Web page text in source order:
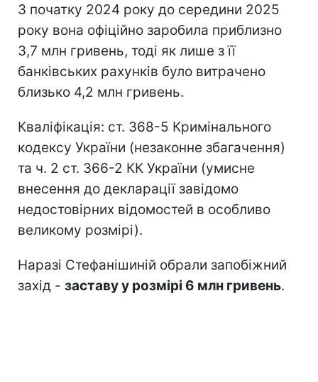
З початку 2024 року до середини 2025
року вона офіційно заробила приблизно
3,7 млн гривень, тоді як лише з її
банківських рахунків було витрачено
близько 4,2 млн гривень.
Кваліфікація: ст. 368-5 Кримінального
кодексу України (незаконне збагачення)
та ч. 2 ст. 366-2 КК України (умисне
внесення до декларації завідомо
недостовірних відомостей в особливо
великому розмірі).
Наразі Стефанішиній обрали запобіжний
захід - заставу у розмірі 6 млн гривень.